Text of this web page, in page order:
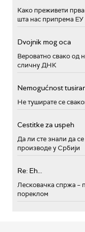
Како преживети
шта нас припрема ЕУ
Dvojnik mog oca
Вероватно свако од
сличну ДНК
Nemogućnost
Не туширате се
Cestitke za uspeh
Да ли сте знали да
производе у Србији
Re: Eh...
Лесковачка спржа –
пореклом